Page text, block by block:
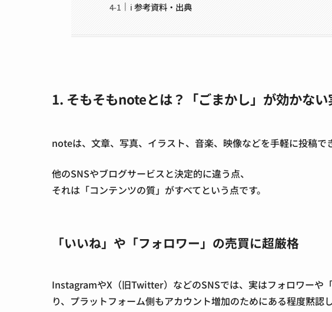
ℹ️ 参考資料・出典
1. そもそもnoteとは？「ごまかし」が効かな
noteは、文章、写真、イラスト、音楽、映像などを手軽に投稿で
他のSNSやブログサービスと決定的に違う点、
それは 「コンテンツの質」がすべてという点です。
「いいね」や「フォロワー」の売買に超厳格
InstagramやX（旧Twitter）などのSNSでは、実はフォロワーや
り、プラットフォーム側もアカウント増加のためにある程度黙認